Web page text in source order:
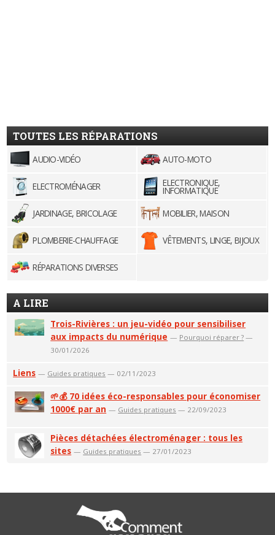
TOUTES LES RÉPARATIONS
AUDIO-VIDÉO AUTO-MOTO
ELECTROMÉNAGER ELECTRONIQUE,
INFORMATIQUE
JARDINAGE, BRICOLAGE
MOBILIER, MAISON
PLOMBERIE-CHAUFFAGE VÊTEMENTS, LINGE, BIJOUX
RÉPARATIONS DIVERSES
A LIRE
Trois-Rivières : un jeu-vidéo pour sensibiliser
aux impacts du numérique — Pourquoi réparer ? —
30/01/2026
Liens — Guides pratiques — 02/11/2023
🌱💰 70 idées éco-responsables pour économiser
1000€ par an — Guides pratiques — 22/09/2023
Pièces détachées électroménager : tous les
sites — Guides pratiques — 27/01/2023